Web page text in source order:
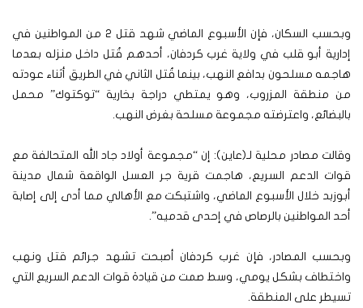
وبحسب السكان، فإن الأسبوع الماضي شهد قتل 2 من المواطنين في
إدارية أبو قلب في ولاية غرب كردفان، أحدهم قُتل داخل منزله بعدما
هاجمه مسلحون بدافع النهب، بينما قُتل الثاني في الطريق أثناء عودته
من منطقة المزروب، وهو يمتطي دراجة بخارية “توكتوك” محمل
بالبضائع، واعترضته مجموعة مسلحة بغرض النهب.
وقالت مصادر محلية لـ(عاين): إن “مجموعة أولاد جاد الله المتحالفة مع
قوات الدعم السريع، هاجمت قرية جر العسل الواقعة شمال مدينة
أبوزبد خلال الأسبوع الماضي، واشتبكت مع الأهالي مما أدى إلى إصابة
أحد المواطنين بالرصاص في إحدى قدميه”.
وبحسب المصادر، فإن غرب كردفان أصبحت تشهد جرائم قتل ونهب
واختطاف بشكل يومي، وسط صمت من قيادة قوات الدعم السريع التي
تسيطر على المنطقة.